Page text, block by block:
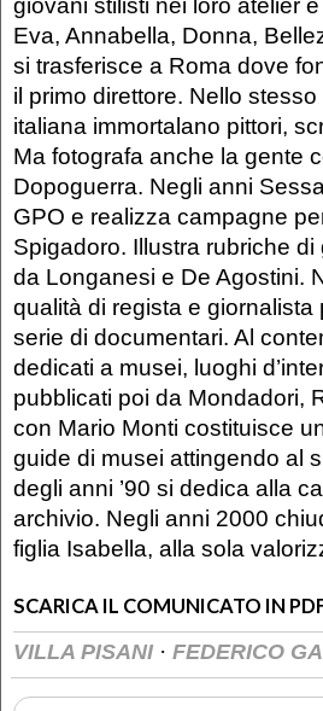
giovani stilisti nei loro atelier
Eva, Annabella, Donna,
si trasferisce a Roma dove
il primo direttore. Nello
italiana immortalano pittori,
Ma fotografa anche la gente
Dopoguerra. Negli anni
GPO e realizza campagne
Spigadoro. Illustra rubriche
da Longanesi e De Agostini.
qualità di regista e
serie di documentari. Al
dedicati a musei, luoghi
pubblicati poi da Mondadori,
con Mario Monti costituisce
guide di musei attingendo al
degli anni ’90 si dedica alla
archivio. Negli anni 2000
figlia Isabella, alla sola
SCARICA IL COMUNICATO IN
VILLA PISANI · FEDERICO